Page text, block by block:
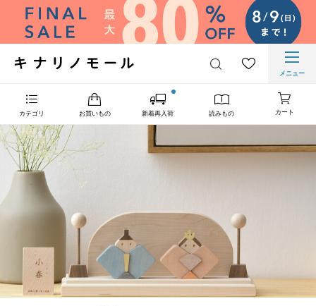
メニュー
カテゴリ お買いもの 新着再入荷 読みもの カート